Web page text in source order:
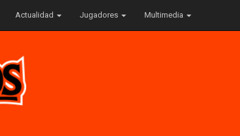
Actualidad Jugadores Multimedia